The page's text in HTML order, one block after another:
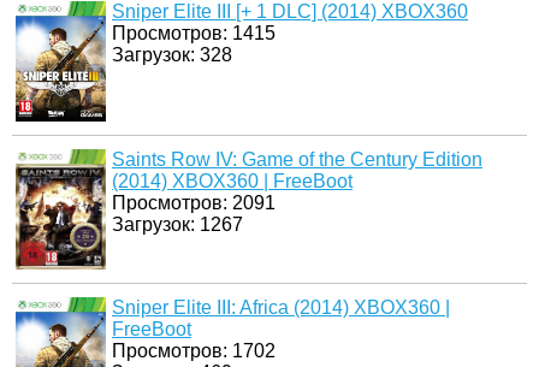
Sniper Elite III [+ 1 DLC] (2014) XBOX360
Просмотров: 1415
Загрузок: 328
Saints Row IV: Game of the Century Edition
(2014) XBOX360 | FreeBoot
Просмотров: 2091
Загрузок: 1267
Sniper Elite III: Africa (2014) XBOX360 |
FreeBoot
Просмотров: 1702